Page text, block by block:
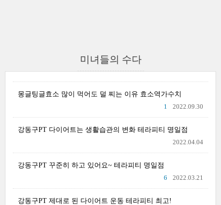
미녀들의 수다
몽글팅글효소 많이 먹어도 덜 찌는 이유 효소역가수치
2022.09.30
1
강동구PT 다이어트는 생활습관의 변화 테라피티 명일점
2022.04.04
강동구PT 꾸준히 하고 있어요~ 테라피티 명일점
2022.03.21
6
강동구PT 제대로 된 다이어트 운동 테라피티 최고!